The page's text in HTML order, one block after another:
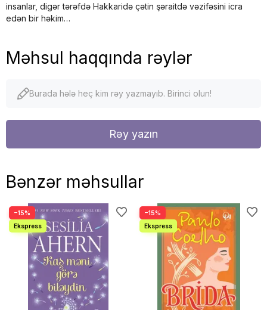
insanlar, digər tərəfdə Hakkaridə çətin şəraitdə vəzifəsini icra
edən bir həkim…
Məhsul haqqında rəylər
Burada hələ heç kim rəy yazmayıb. Birinci olun!
Rəy yazın
Bənzər məhsullar
−15% −15%